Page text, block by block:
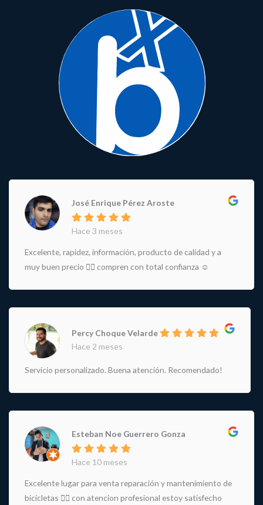
José Enrique Pérez Aroste
Hace 3 meses
Excelente, rapidez, información, producto de calidad y a
muy buen precio 👌🏻 compren con total confianza ☺️
Percy Choque Velarde
Hace 2 meses
Servicio personalizado. Buena atención. Recomendado!
Esteban Noe Guerrero Gonza
Hace 10 meses
Excelente lugar para venta reparación y mantenimiento de
bicicletas 🚵‍♀️ con atencion profesional estoy satisfecho